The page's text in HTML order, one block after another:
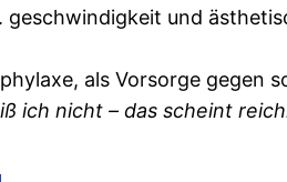
und
als Vorsorge gegen
ich nicht – das scheint